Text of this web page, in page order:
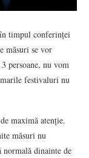
timpul conferinței
măsuri se vor
persoane, nu vom
festivaluri nu
maximă atenție.
măsuri nu
normală dinainte de